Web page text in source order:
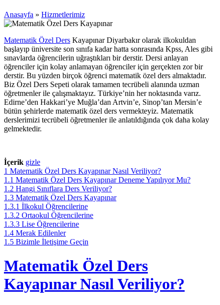
Anasayfa » Hizmetlerimiz
Matematik Özel Ders Kayapınar Diyarbakır olarak ilkokuldan
başlayıp üniversite son sınıfa kadar hatta sonrasında Kpss, Ales gibi
sınavlarda öğrencilerin uğraştıkları bir derstir. Dersi anlayan
öğrenciler için kolay anlamayan öğrenciler için gerçekten zor bir
derstir. Bu yüzden birçok öğrenci matematik özel ders almaktadır.
Biz Özel Ders Sepeti olarak tamamen tecrübeli alanında uzman
öğretmenler ile çalışmaktayız. Türkiye’nin her noktasında varız.
Edirne’den Hakkari’ye Muğla’dan Artvin’e, Sinop’tan Mersin’e
bütün şehirlerde matematik özel ders vermekteyiz. Matematik
derslerimizi tecrübeli öğretmenler ile anlatıldığında çok daha kolay
gelmektedir.
İçerik gizle
1 Matematik Özel Ders Kayapınar Nasıl Veriliyor?
1.1 Matematik Özel Ders Kayapınar Deneme Yapılıyor Mu?
1.2 Hangi Sınıflara Ders Veriliyor?
1.3 Matematik Özel Ders Kayapınar
1.3.1 İlkokul Öğrencilerine
1.3.2 Ortaokul Öğrencilerine
1.3.3 Lise Öğrencilerine
1.4 Merak Edilenler
1.5 Bizimle İletişime Geçin
Matematik Özel Ders
Kayapınar Nasıl Veriliyor?